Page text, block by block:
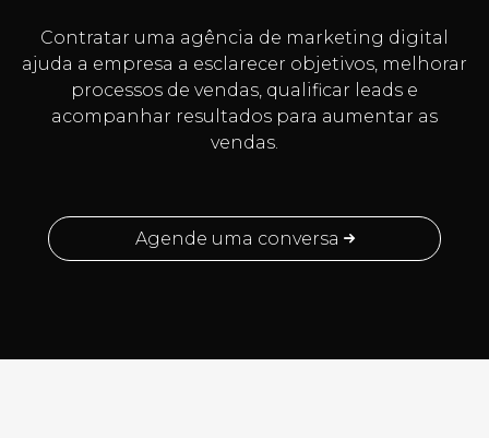
Contratar uma agência de marketing digital
ajuda a empresa a esclarecer objetivos, melhorar
processos de vendas, qualificar leads e
acompanhar resultados para aumentar as
vendas.
Agende uma conversa